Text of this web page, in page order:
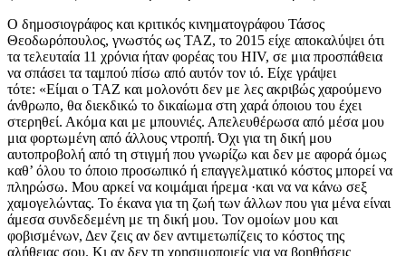
Ο δημοσιογράφος και κριτικός κινηματογράφου Τάσος
Θεοδωρόπουλος, γνωστός ως ΤΑΖ, το 2015 είχε αποκαλύψει ότι
τα τελευταία 11 χρόνια ήταν φορέας του HIV, σε μια προσπάθεια
να σπάσει τα ταμπού πίσω από αυτόν τον ιό. Είχε γράψει
τότε: «Είμαι ο ΤΑΖ και μολονότι δεν με λες ακριβώς χαρούμενο
άνθρωπο, θα διεκδικώ το δικαίωμα στη χαρά όποιου του έχει
στερηθεί. Ακόμα και με μπουνιές. Απελευθέρωσα από μέσα μoυ
μια φορτωμένη από άλλους ντροπή. Όχι για τη δική μου
αυτοπροβολή από τη στιγμή που γνωρίζω και δεν με αφορά όμως
καθ’ όλου το όποιο προσωπικό ή επαγγελματικό κόστος μπορεί να
πληρώσω. Μου αρκεί να κοιμάμαι ήρεμα ·και να να κάνω σεξ
χαμογελώντας. Το έκανα για τη ζωή των άλλων που για μένα είναι
άμεσα συνδεδεμένη με τη δική μου. Τον ομοίων μου και
φοβισμένων, Δεν ζεις αν δεν αντιμετωπίζεις το κόστος της
αλήθειας σου. Κι αν δεν τη χρησιμοποιείς για να βοηθήσεις